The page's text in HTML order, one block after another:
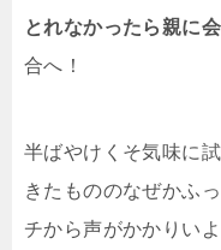
とれなかったら親に会
合へ！
半ばやけくそ気味に
きたもののなぜかふ
チから声がかかりい